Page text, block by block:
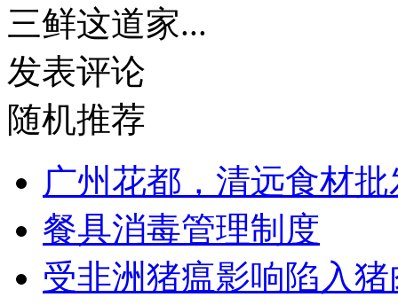
三鲜这道家...
发表评论
随机推荐
广州花都，清远食材
餐具消毒管理制度
受非洲猪瘟影响陷入